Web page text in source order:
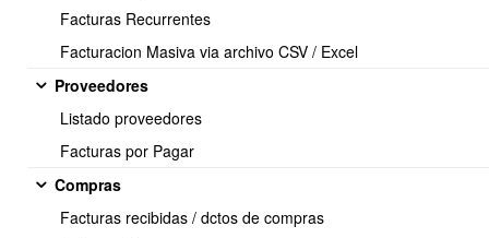
Facturas Recurrentes
Facturacion Masiva via archivo CSV / Excel
Proveedores
Listado proveedores
Facturas por Pagar
Compras
Facturas recibidas / dctos de compras
En la parte superior derecha de la pantalla, haz clic en el menú de
opciones (Flecha verde).
Busca la opción que indica
y descárgalo.